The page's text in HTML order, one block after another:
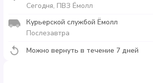
Сегодня, ПВЗ Ёмолл
Курьерской службой Ёмолл
Послезавтра
Можно вернуть в течение 7 дней